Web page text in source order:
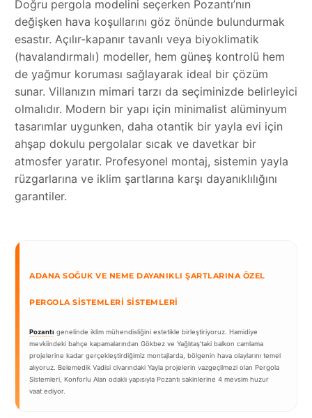
Doğru pergola modelini seçerken Pozantı’nın
değişken hava koşullarını göz önünde bulundurmak
esastır. Açılır-kapanır tavanlı veya biyoklimatik
(havalandırmalı) modeller, hem güneş kontrolü hem
de yağmur koruması sağlayarak ideal bir çözüm
sunar. Villanızın mimari tarzı da seçiminizde belirleyici
olmalıdır. Modern bir yapı için minimalist alüminyum
tasarımlar uygunken, daha otantik bir yayla evi için
ahşap dokulu pergolalar sıcak ve davetkar bir
atmosfer yaratır. Profesyonel montaj, sistemin yayla
rüzgarlarına ve iklim şartlarına karşı dayanıklılığını
garantiler.
ADANA SOĞUK VE NEME DAYANIKLI ŞARTLARINA ÖZEL
PERGOLA SISTEMLERI SISTEMLERI
Pozantı genelinde iklim mühendisliğini estetikle birleştiriyoruz. Hamidiye
mevkiindeki bahçe kapamalarından Gökbez ve Yağlıtaş’taki balkon camlama
projelerine kadar gerçekleştirdiğimiz montajlarda, bölgenin hava olaylarını temel
alıyoruz. Belemedik Vadisi civarındaki Yayla projelerin vazgeçilmezi olan Pergola
Sistemleri, Konforlu Alan odaklı yapısıyla Pozantı sakinlerine 4 mevsim huzur
vaat ediyor.